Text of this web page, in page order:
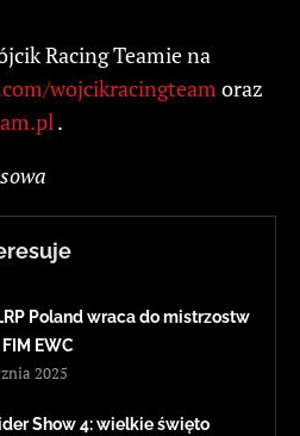
Racing Teamie na
wojcikracingteam oraz
.
Poland wraca do mistrzostw
EWC
2025
Show 4: wielkie święto